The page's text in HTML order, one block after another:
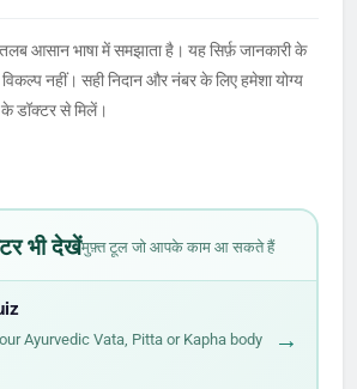
आसान भाषा में समझाता है। यह सिर्फ़ जानकारी के
नहीं। सही निदान और नंबर के लिए हमेशा योग्य
डॉक्टर से मिलें।
भी देखेंमुफ़्त टूल जो आपके काम आ सकते हैं
Ayurvedic Vata, Pitta or Kapha body
→